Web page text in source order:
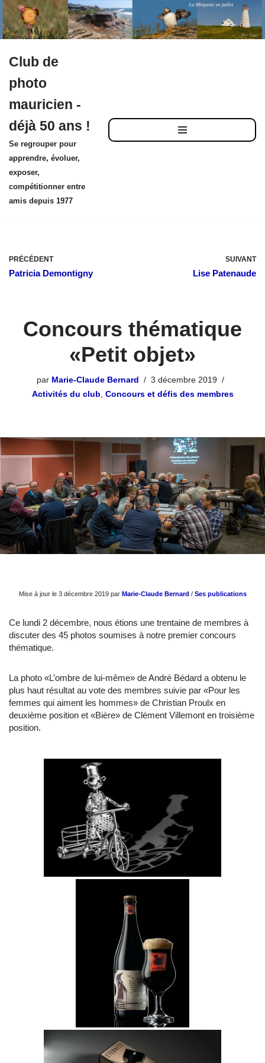
au
contenu
Club de
photo
mauricien -
déjà 50 ans !
Se regrouper pour
apprendre, évoluer,
exposer,
compétitionner entre
amis depuis 1977
PRÉCÉDENT
Patricia Demontigny
SUIVANT
Lise Patenaude
Concours thématique
«Petit objet»
par Marie-Claude Bernard
3 décembre 2019
Activités du club Concours et défis des membres
Mise à jour le 3 décembre 2019 par Marie-Claude Bernard / Ses publications
Ce lundi 2 décembre, nous étions une trentaine de membres à
discuter des 45 photos soumises à notre premier concours
thématique.
La photo «L’ombre de lui-même» de André Bédard a obtenu le
plus haut résultat au vote des membres suivie par «Pour les
femmes qui aiment les hommes» de Christian Proulx en
deuxième position et «Bière» de Clément Villemont en troisième
position.